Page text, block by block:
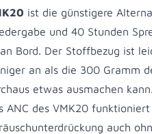
ist die günstigere
und 40 Stunden
Bord. Der Stoffbezug ist
an als die 300 Gramm
etwas ausmachen
ANC des VMK20
auch